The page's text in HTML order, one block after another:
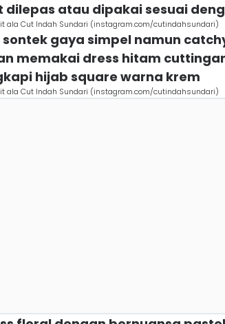
dilepas atau dipakai sesuai
ala Cut Indah Sundari (instagram.com/cutindahsundari)
sontek gaya simpel namun
memakai dress hitam
hijab square warna krem
ala Cut Indah Sundari (instagram.com/cutindahsundari)